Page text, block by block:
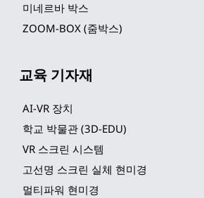
미네르바 박스
ZOOM-BOX (줌박스)
교육 기자재
AI-VR 장치
학교 박물관 (3D-EDU)
VR 스크린 시스템
고선명 스크린 실체 현미경
멀티파워 현미경